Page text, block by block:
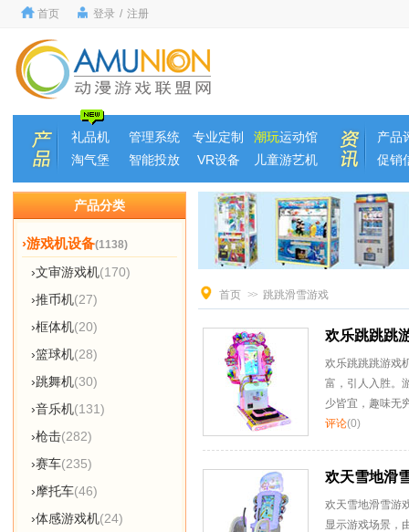
首页 登录 / 注册
礼品机 管理系统 专业定制 潮玩运动馆
淘气堡
智能投放 VR设备 儿童游艺机
产品
促销
产品分类
›游戏机设备(1138)
›文审游戏机(170)
›推币机(27)
›框体机(20)
›篮球机(28)
›跳舞机(30)
›音乐机(131)
›枪击(282)
›赛车(235)
›摩托车(46)
›体感游戏机(24)
首页 >> 跳跳滑雪游戏
欢乐跳跳跳
欢乐跳跳跳游戏
富，引人入胜。
少皆宜，趣味无
评论(0)
欢天雪地滑
欢天雪地滑雪游
显示游戏场景，